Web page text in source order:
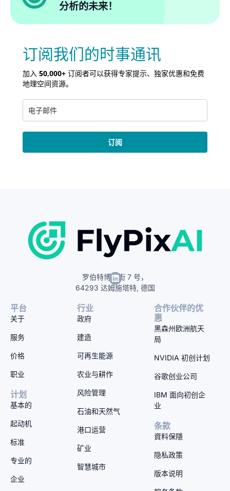
分析的未来！
订阅我们的时事通讯
加入 50,000+ 订阅者可以获得专家提示、独家优惠和免费
地理空间资源。
订阅
罗伯特博世街 7 号，
64293 达姆施塔特, 德国
平台
关于
服务
价格
职业
计划
基本的
起动机
标准
专业的
企业
行业
政府
建造
可再生能源
农业与耕作
风险管理
石油和天然气
港口运营
矿业
智慧城市
合作伙伴的优
惠
黑森州欧洲航天
局
NVIDIA 初创计划
谷歌创业公司
IBM 面向初创企
业
条款
資料保隱
隐私政策
版本说明